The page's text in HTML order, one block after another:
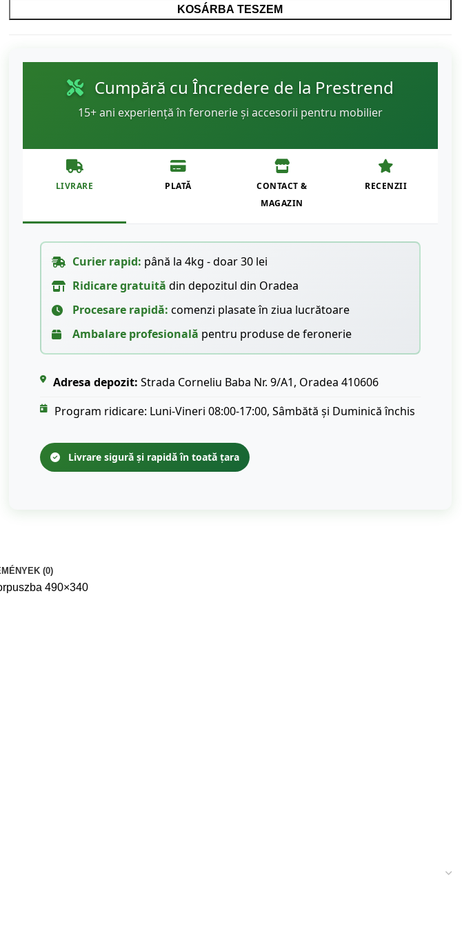
KOSÁRBA TESZEM
Cumpără cu Încredere de la Prestrend
15+ ani experiență în feronerie și accesorii pentru mobilier
LIVRARE PLATĂ
CONTACT &
MAGAZIN
RECENZII
Curier rapid: până la 4kg - doar 30 lei
Ridicare gratuită din depozitul din Oradea
Procesare rapidă: comenzi plasate în ziua lucrătoare
Ambalare profesională pentru produse de feronerie
Adresa depozit: Strada Corneliu Baba Nr. 9/A1, Oradea 410606
Program ridicare: Luni-Vineri 08:00-17:00, Sâmbătă și Duminică închis
Livrare sigură și rapidă în toată țara
(0)
490×340